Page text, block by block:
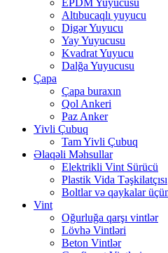
Altıbucaqlı yuyucu
Digər Yuyucu
Yay Yuyucusu
Kvadrat Yuyucu
Dalğa Yuyucusu
Çapa
Çapa buraxın
Qol Ankeri
Paz Anker
Yivli Çubuq
Tam Yivli Çubuq
Əlaqəli Məhsullar
Elektrikli Vint Sürücü
Plastik Vida Təşkilatçısı
Boltlar və qaykalar
Vint
Oğurluğa qarşı vintlər
Lövhə Vintləri
Beton Vintlər